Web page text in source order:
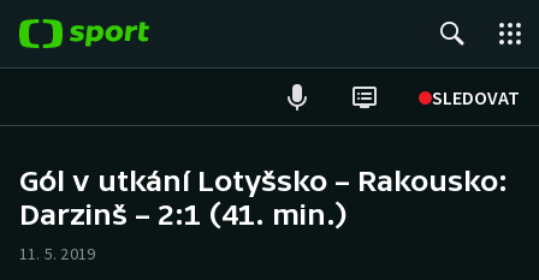
SLEDOVAT
Hokej
Gól v utkání Lotyšsko – Rakousko:
Darzinš – 2:1 (41. min.)
11. 5. 2019